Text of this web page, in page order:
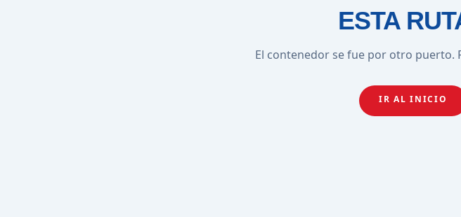
ESTA
El contenedor se fue por otro puerto.
IR AL INICIO